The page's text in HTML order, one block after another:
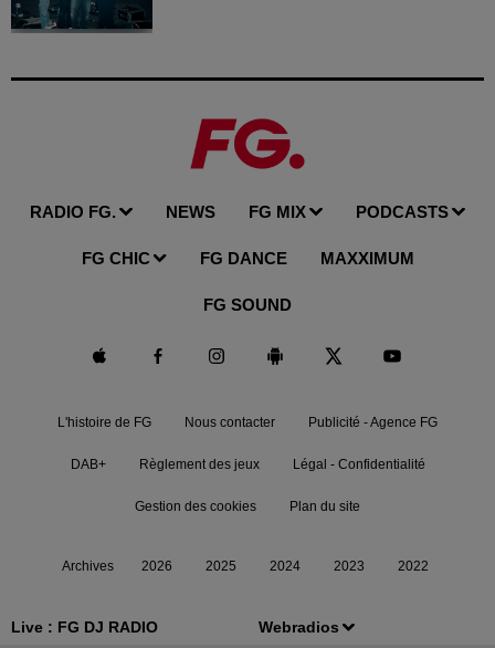
Live : FG DJ RADIO Webradios
RADIO FG. NEWS FG MIX PODCASTS
FG CHIC FG DANCE MAXXIMUM
FG SOUND
L'histoire de FG Nous contacter Publicité - Agence FG
DAB+ Règlement des jeux Légal - Confidentialité
Gestion des cookies Plan du site
Archives 2026 2025 2024 2023 2022